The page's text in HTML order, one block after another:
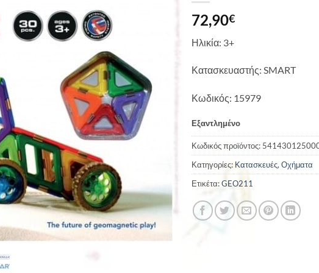
72,90€
Ηλικία: 3+
Κατασκευαστής: SMART
Κωδικός: 15979
Εξαντλημένο
Κωδικός προϊόντος:
Κατηγορίες: Κατασκευές, Οχήματα
Ετικέτα:GEO211